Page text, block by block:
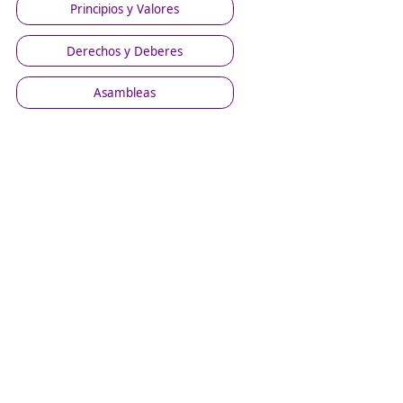
Principios y Valores
Derechos y Deberes
Asambleas